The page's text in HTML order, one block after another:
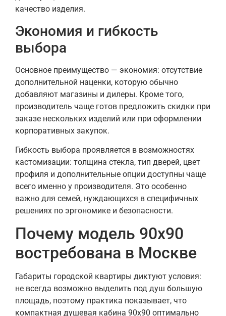
качество изделия.
Экономия и гибкость
выбора
Основное преимущество — экономия: отсутствие
дополнительной наценки, которую обычно
добавляют магазины и дилеры. Кроме того,
производитель чаще готов предложить скидки при
заказе нескольких изделий или при оформлении
корпоративных закупок.
Гибкость выбора проявляется в возможностях
кастомизации: толщина стекла, тип дверей, цвет
профиля и дополнительные опции доступны чаще
всего именно у производителя. Это особенно
важно для семей, нуждающихся в специфичных
решениях по эргономике и безопасности.
Почему модель 90х90
востребована в Москве
Габариты городской квартиры диктуют условия:
не всегда возможно выделить под душ большую
площадь, поэтому практика показывает, что
компактная душевая кабина 90х90 оптимально